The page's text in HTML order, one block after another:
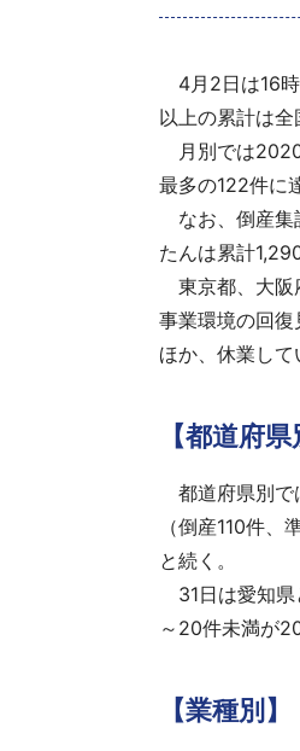
4月2日は16時
以上の累計は全
月別では2020
最多の122件に
なお、倒産集
たんは累計
東京都、大阪
事業環境の回
ほか、休業し
【都道府
都道府県別で
（倒産110件
と続く。
31日は愛知県
～20件未満が
【業種別